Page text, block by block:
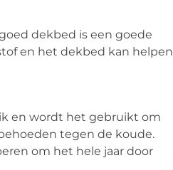
dekbed is een goede
en het dekbed kan helpen
en wordt het gebruikt om
tegen de koude.
om het hele jaar door